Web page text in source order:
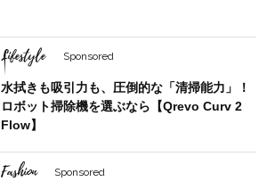
Lifestyle Sponsored
水拭きも吸引力も、圧倒的な「清掃能力」！
ロボット掃除機を選ぶなら【Qrevo Curv 2
Flow】
Fashion Sponsored